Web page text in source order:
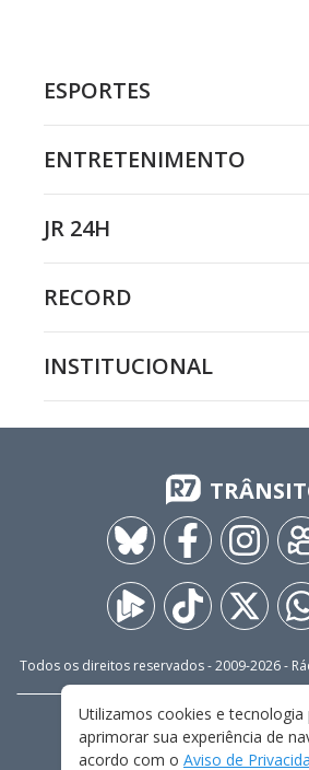
ESPORTES
ENTRETENIMENTO
JR 24H
RECORD
INSTITUCIONAL
Todos os direitos reservados - 2009-2026-
FALE CONOSCO
TERMOS E CONDIÇÕES DE
Utilizamos cookies e tecnologia
aprimorar sua experiência de
acordo com o Aviso de